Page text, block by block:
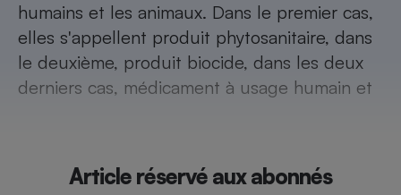
humains et les animaux. Dans le premier cas,
elles s'appellent produit phytosanitaire, dans
le deuxième, produit biocide, dans les deux
derniers cas, médicament à usage humain et
Article réservé aux abonnés
Climatiseur -
Ventilateur
Antivirus